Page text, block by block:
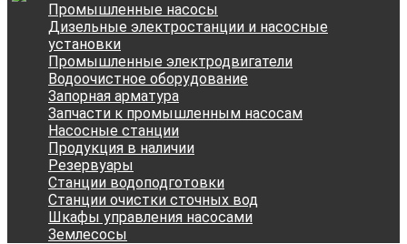
Промышленные насосы
Дизельные электростанции и насосные
установки
Промышленные электродвигатели
Водоочистное оборудование
Запорная арматура
Запчасти к промышленным насосам
Насосные станции
Продукция в наличии
Резервуары
Станции водоподготовки
Станции очистки сточных вод
Шкафы управления насосами
Землесосы